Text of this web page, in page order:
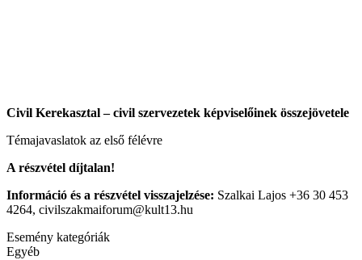
Civil Kerekasztal – civil szervezetek képviselőinek összejövetele
Témajavaslatok az első félévre
A részvétel díjtalan!
Információ és a részvétel visszajelzése: Szalkai Lajos +36 30 453
4264, civilszakmaiforum@kult13.hu
Esemény kategóriák
Egyéb